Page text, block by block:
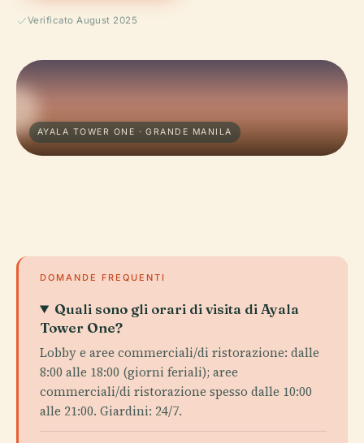
Verificato August 2025
AYALA TOWER ONE · GRANDE MANILA
DOMANDE FREQUENTI
Quali sono gli orari di visita di Ayala
Tower One?
Lobby e aree commerciali/di ristorazione: dalle
8:00 alle 18:00 (giorni feriali); aree
commerciali/di ristorazione spesso dalle 10:00
alle 21:00. Giardini: 24/7.